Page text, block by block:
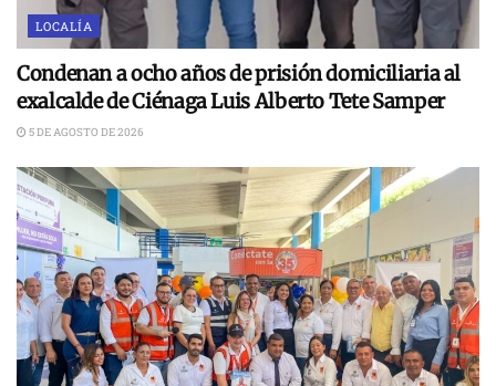
LOCALÍA
Condenan a ocho años de prisión domiciliaria al
exalcalde de Ciénaga Luis Alberto Tete Samper
5 DE AGOSTO DE 2026